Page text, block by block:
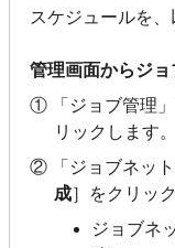
スケジュールを、
管理画面からジ
① 「ジョブ管理
リックします。
② 「ジョブネッ
成］をクリッ
ジョブネ